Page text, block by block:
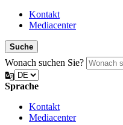
Kontakt
Mediacenter
Suche
Wonach suchen Sie?
Sprache
Kontakt
Mediacenter